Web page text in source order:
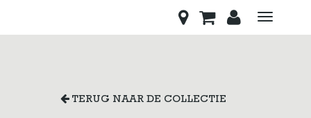
Toggle
TERUG NAAR DE COLLECTIE